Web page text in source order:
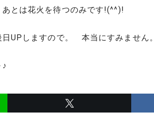
とは花火を待つのみです!(^^)!
UPしますので。 本当にすみません。